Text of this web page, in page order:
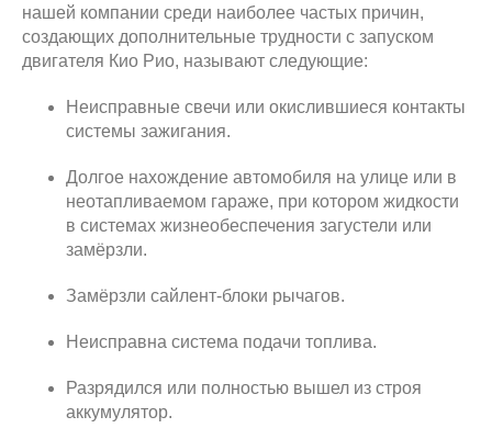
нашей компании среди наиболее частых причин,
создающих дополнительные трудности с запуском
двигателя Кио Рио, называют следующие:
Неисправные свечи или окислившиеся контакты
системы зажигания.
Долгое нахождение автомобиля на улице или в
неотапливаемом гараже, при котором жидкости
в системах жизнеобеспечения загустели или
замёрзли.
Замёрзли сайлент-блоки рычагов.
Неисправна система подачи топлива.
Разрядился или полностью вышел из строя
аккумулятор.